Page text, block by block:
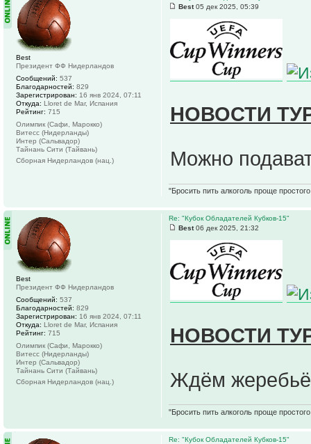
Best05 дек 2025, 05:39
НОВОСТИ
Можно
"Бросить пить алкоголь проще
Best
Президент ФФ Нидерландов
Сообщений: 537
Благодарностей: 829
Зарегистрирован: 16 янв 2024, 07:11
Откуда: Lloret de Mar, Испания
Рейтинг: 715
Олимпик (Сафи, Марокко)
Витесс (Нидерланды)
Интер (Сальвадор)
Тайнань Сити (Тайвань)
Сборная Нидерландов (нац.)
Re: "Кубок Обладателей Кубков-15"
Best06 дек 2025, 21:32
НОВОСТИ
Ждём
"Бросить пить алкоголь проще
Best
Президент ФФ Нидерландов
Сообщений: 537
Благодарностей: 829
Зарегистрирован: 16 янв 2024, 07:11
Откуда: Lloret de Mar, Испания
Рейтинг: 715
Олимпик (Сафи, Марокко)
Витесс (Нидерланды)
Интер (Сальвадор)
Тайнань Сити (Тайвань)
Сборная Нидерландов (нац.)
Re: "Кубок Обладателей Кубков-15"